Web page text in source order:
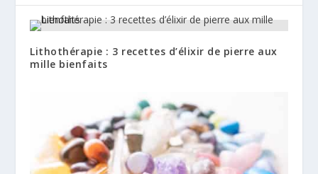
Lithothérapie : 3 recettes d’élixir de pierre aux
mille bienfaits